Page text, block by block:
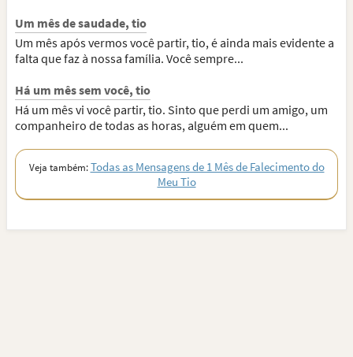
Um mês de saudade, tio
Um mês após vermos você partir, tio, é ainda mais evidente a
falta que faz à nossa família. Você sempre...
Há um mês sem você, tio
Há um mês vi você partir, tio. Sinto que perdi um amigo, um
companheiro de todas as horas, alguém em quem...
Veja também:Todas as Mensagens de 1 Mês de Falecimento do
Meu Tio